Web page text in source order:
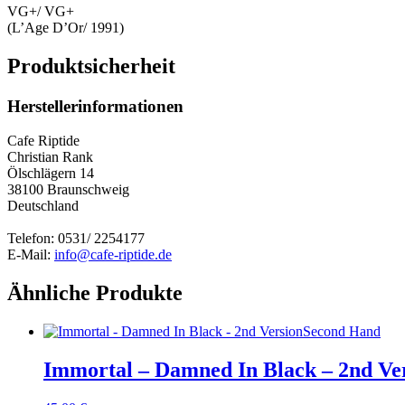
VG+/ VG+
(L’Age D’Or/ 1991)
Produktsicherheit
Herstellerinformationen
Cafe Riptide
Christian Rank
Ölschlägern 14
38100 Braunschweig
Deutschland
Telefon: 0531/ 2254177
E-Mail: info@cafe-riptide.de
Ähnliche Produkte
Second Hand
Immortal – Damned In Black – 2nd